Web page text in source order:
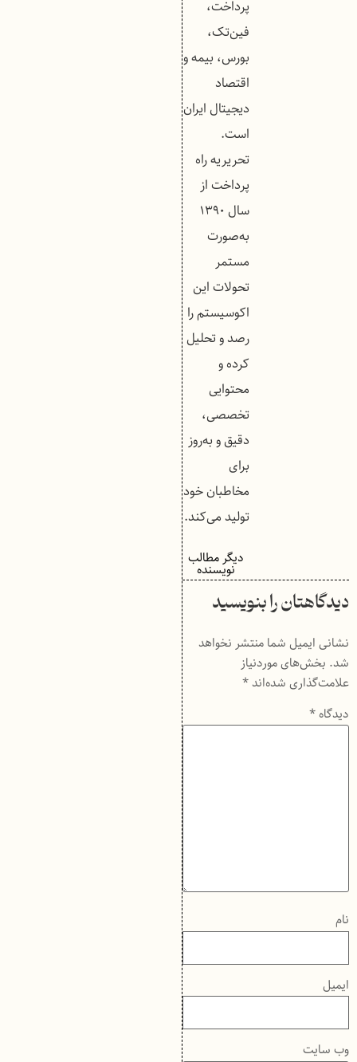
پرداخت،
فین‌تک،
بورس، بیمه و
اقتصاد
دیجیتال ایران
است.
تحریریه راه
پرداخت از
سال ۱۳۹۰
به‌صورت
مستمر
تحولات این
اکوسیستم را
رصد و تحلیل
کرده و
محتوایی
تخصصی،
دقیق و به‌روز
برای
مخاطبان خود
تولید می‌کند.
دیگر مطالب
نویسنده
دیدگاهتان را بنویسید
نشانی ایمیل شما منتشر نخواهد
شد. بخش‌های موردنیاز
علامت‌گذاری شده‌اند*
دیدگاه*
نام
ایمیل
وب‌ سایت